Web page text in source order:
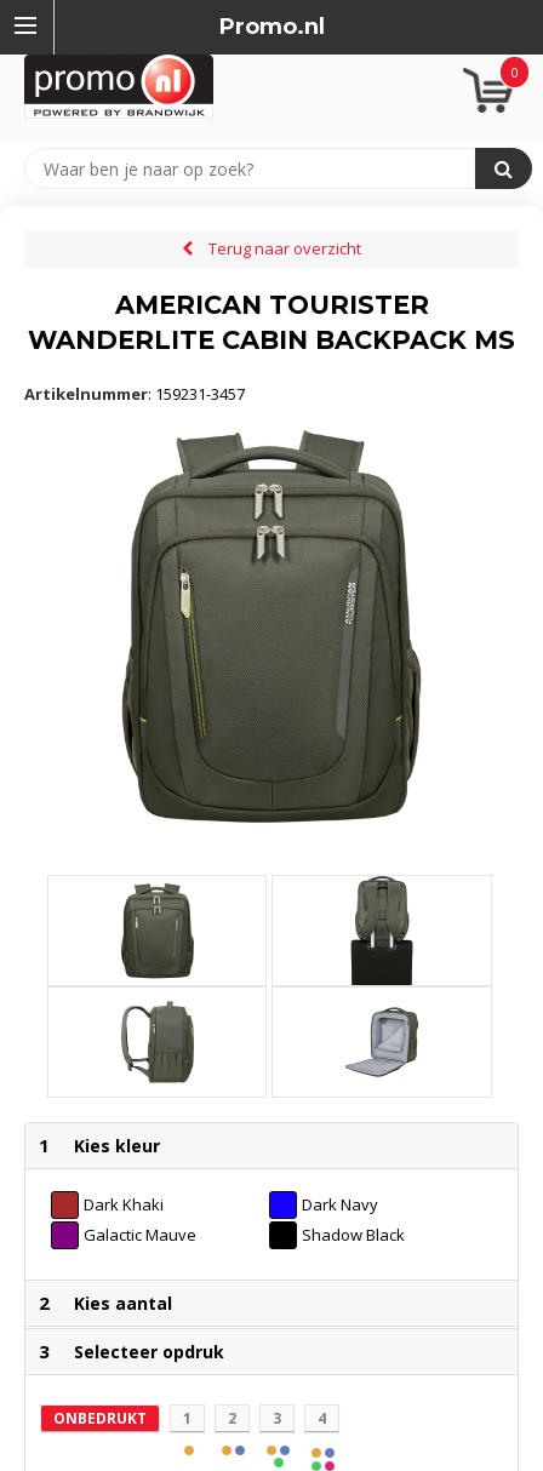
Promo.nl
0
Terug naar overzicht
AMERICAN TOURISTER
WANDERLITE CABIN BACKPACK MS
Artikelnummer: 159231-3457
1 Kies kleur
Dark Khaki
Dark Navy
Galactic Mauve
Shadow Black
2 Kies aantal
3 Selecteer opdruk
ONBEDRUKT 1 2 3 4